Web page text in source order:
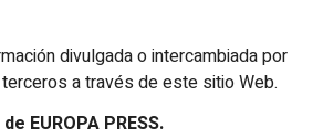
divulgada o intercambiada por
terceros a través de este sitio Web.
EUROPA PRESS.